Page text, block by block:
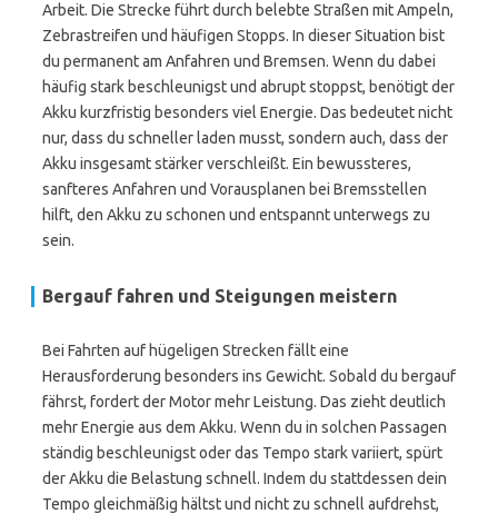
Arbeit. Die Strecke führt durch belebte Straßen mit Ampeln,
Zebrastreifen und häufigen Stopps. In dieser Situation bist
du permanent am Anfahren und Bremsen. Wenn du dabei
häufig stark beschleunigst und abrupt stoppst, benötigt der
Akku kurzfristig besonders viel Energie. Das bedeutet nicht
nur, dass du schneller laden musst, sondern auch, dass der
Akku insgesamt stärker verschleißt. Ein bewussteres,
sanfteres Anfahren und Vorausplanen bei Bremsstellen
hilft, den Akku zu schonen und entspannt unterwegs zu
sein.
Bergauf fahren und Steigungen meistern
Bei Fahrten auf hügeligen Strecken fällt eine
Herausforderung besonders ins Gewicht. Sobald du bergauf
fährst, fordert der Motor mehr Leistung. Das zieht deutlich
mehr Energie aus dem Akku. Wenn du in solchen Passagen
ständig beschleunigst oder das Tempo stark variiert, spürt
der Akku die Belastung schnell. Indem du stattdessen dein
Tempo gleichmäßig hältst und nicht zu schnell aufdrehst,